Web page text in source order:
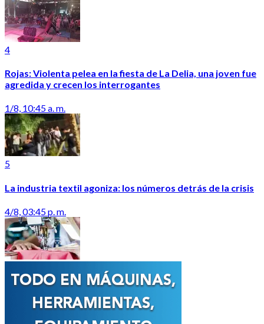
4
Rojas: Violenta pelea en la fiesta de La Delia, una joven fue
agredida y crecen los interrogantes
1/8, 10:45 a. m.
5
La industria textil agoniza: los números detrás de la crisis
4/8, 03:45 p. m.